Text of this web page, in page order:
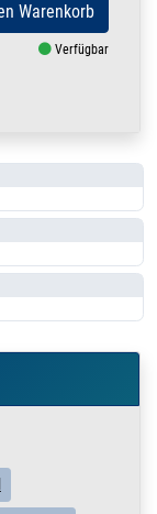
Warenkorb
Verfügbar